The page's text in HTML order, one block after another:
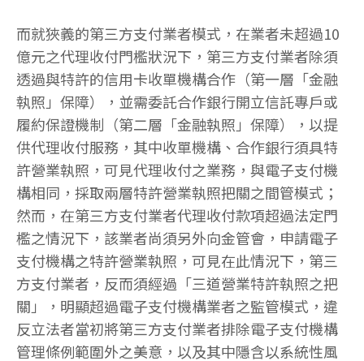
而就狹義的第三方支付業者模式，在業者未超過10
億元之代理收付門檻狀況下，第三方支付業者除須
透過與特許的信用卡收單機構合作（第一層「金融
執照」保障），並需委託合作銀行開立信託專戶或
履約保證機制（第二層「金融執照」保障），以提
供代理收付服務，其中收單機構、合作銀行須具特
許營業執照，可見代理收付之業務，與電子支付機
構相同，採取兩層特許營業執照把關之間管模式；
然而，在第三方支付業者代理收付款項超過法定門
檻之情況下，該業者尚須另外向金管會，申請電子
支付機構之特許營業執照，可見在此情況下，第三
方支付業者，反而須經過「三道營業特許執照之把
關」，明顯超過電子支付機構業者之監管模式，違
反立法者當初將第三方支付業者排除電子支付機構
管理條例範圍外之美意，以及其中隱含以系統性風